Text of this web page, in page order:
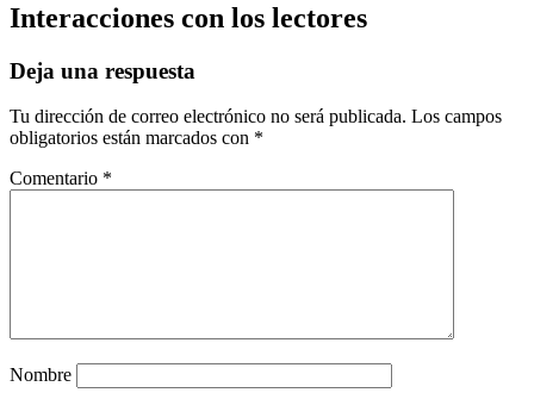
Interacciones con los lectores
Deja una respuesta
Tu dirección de correo electrónico no será publicada. Los campos
obligatorios están marcados con *
Comentario *
Nombre